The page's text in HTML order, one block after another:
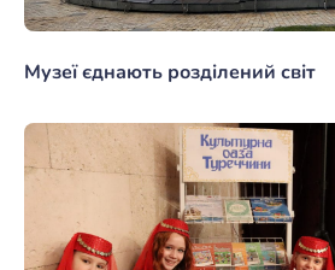
Музеї єднають розділений світ